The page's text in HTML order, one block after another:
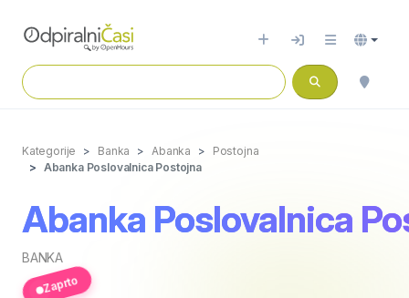
Kategorije Banka Abanka
Postojna
Abanka Poslovalnica Postojna
Abanka Poslovalnica
BANKA
Zaprto